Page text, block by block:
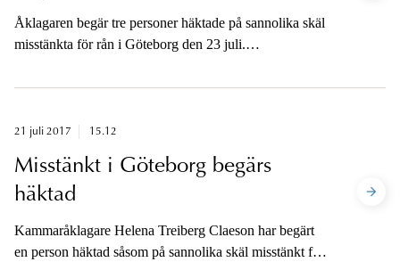
Åklagaren begär tre personer häktade på sannolika skäl
misstänkta för rån i Göteborg den 23 juli.
tingsrätt onsdag 26 juli, några tider är ännu ej fastställda
21 juli 2017 15.12
Misstänkt i Göteborg begärs
häktad
Kammaråklagare Helena Treiberg Claeson har begärt
en person häktad såsom på sannolika skäl misstänkt för